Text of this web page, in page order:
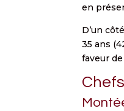
en
D’un
35 ans
faveur